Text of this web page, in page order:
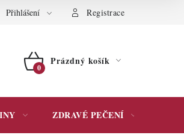
Přihlášení Registrace
NÁKUPNÍ
Prázdný košík
ZDRAVÉ PEČENÍ